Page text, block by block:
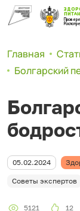
Главная
Болгарский
05.02.2024
Советы экспертов
5121 12